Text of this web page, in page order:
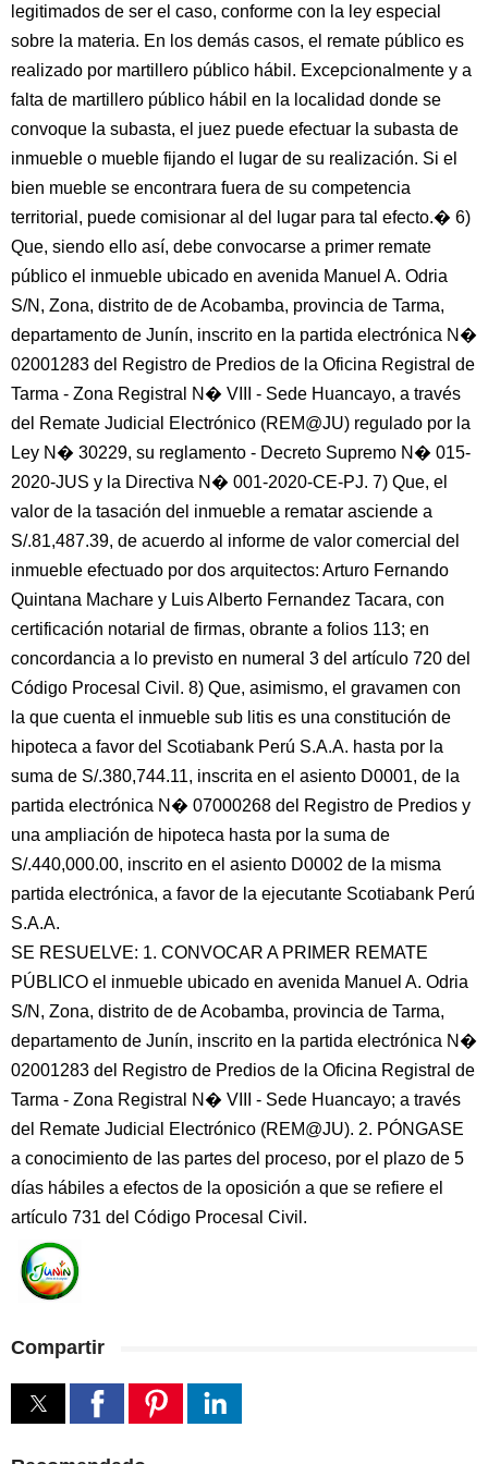
legitimados de ser el caso, conforme con la ley especial
sobre la materia. En los demás casos, el remate público es
realizado por martillero público hábil. Excepcionalmente y a
falta de martillero público hábil en la localidad donde se
convoque la subasta, el juez puede efectuar la subasta de
inmueble o mueble fijando el lugar de su realización. Si el
bien mueble se encontrara fuera de su competencia
territorial, puede comisionar al del lugar para tal efecto.� 6)
Que, siendo ello así, debe convocarse a primer remate
público el inmueble ubicado en avenida Manuel A. Odria
S/N, Zona, distrito de de Acobamba, provincia de Tarma,
departamento de Junín, inscrito en la partida electrónica N�
02001283 del Registro de Predios de la Oficina Registral de
Tarma - Zona Registral N� VIII - Sede Huancayo, a través
del Remate Judicial Electrónico (REM@JU) regulado por la
Ley N� 30229, su reglamento - Decreto Supremo N� 015-
2020-JUS y la Directiva N� 001-2020-CE-PJ. 7) Que, el
valor de la tasación del inmueble a rematar asciende a
S/.81,487.39, de acuerdo al informe de valor comercial del
inmueble efectuado por dos arquitectos: Arturo Fernando
Quintana Machare y Luis Alberto Fernandez Tacara, con
certificación notarial de firmas, obrante a folios 113; en
concordancia a lo previsto en numeral 3 del artículo 720 del
Código Procesal Civil. 8) Que, asimismo, el gravamen con
la que cuenta el inmueble sub litis es una constitución de
hipoteca a favor del Scotiabank Perú S.A.A. hasta por la
suma de S/.380,744.11, inscrita en el asiento D0001, de la
partida electrónica N� 07000268 del Registro de Predios y
una ampliación de hipoteca hasta por la suma de
S/.440,000.00, inscrito en el asiento D0002 de la misma
partida electrónica, a favor de la ejecutante Scotiabank Perú
S.A.A.
SE RESUELVE: 1. CONVOCAR A PRIMER REMATE
PÚBLICO el inmueble ubicado en avenida Manuel A. Odria
S/N, Zona, distrito de de Acobamba, provincia de Tarma,
departamento de Junín, inscrito en la partida electrónica N�
02001283 del Registro de Predios de la Oficina Registral de
Tarma - Zona Registral N� VIII - Sede Huancayo; a través
del Remate Judicial Electrónico (REM@JU). 2. PÓNGASE
a conocimiento de las partes del proceso, por el plazo de 5
días hábiles a efectos de la oposición a que se refiere el
artículo 731 del Código Procesal Civil.
Compartir